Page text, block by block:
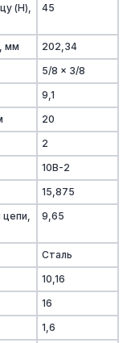
(H),
45
мм
202,34
5/8 x 3/8
9,1
20
2
10B-2
15,875
цепи,
9,65
Сталь
10,16
16
1,6